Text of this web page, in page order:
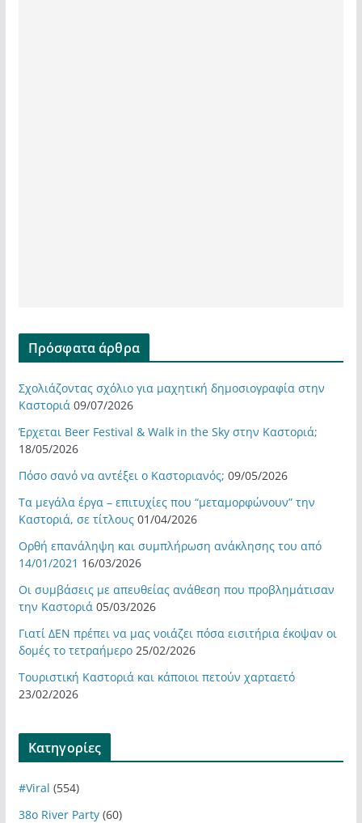
Πρόσφατα άρθρα
Σχολιάζοντας σχόλιο για μαχητική δημοσιογραφία στην
Καστοριά 09/07/2026
Έρχεται Beer Festival & Walk in the Sky στην Καστοριά;
18/05/2026
Πόσο σανό να αντέξει ο Καστοριανός; 09/05/2026
Τα μεγάλα έργα – επιτυχίες που “μεταμορφώνουν” την
Καστοριά, σε τίτλους 01/04/2026
Ορθή επανάληψη και συμπλήρωση ανάκλησης του από
14/01/2021 16/03/2026
Οι συμβάσεις με απευθείας ανάθεση που προβλημάτισαν
την Καστοριά 05/03/2026
Γιατί ΔΕΝ πρέπει να μας νοιάζει πόσα εισιτήρια έκοψαν οι
δομές το τετραήμερο 25/02/2026
Τουριστική Καστοριά και κάποιοι πετούν χαρταετό
23/02/2026
Kατηγορίες
#Viral (554)
38ο River Party(60)